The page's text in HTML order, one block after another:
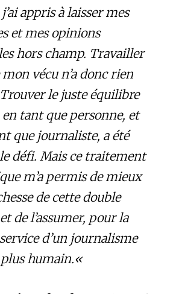
appris à laisser mes
et mes opinions
hors champ. Travailler
vécu n’a donc rien
le juste équilibre
tant que personne, et
que journaliste, a été
défi. Mais ce traitement
m’a permis de mieux
de cette double
de l’assumer, pour la
d’un journalisme
humain.«